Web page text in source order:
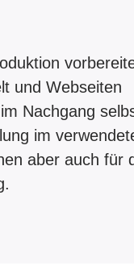
und Webseiten
Nachgang
im
aber auch für